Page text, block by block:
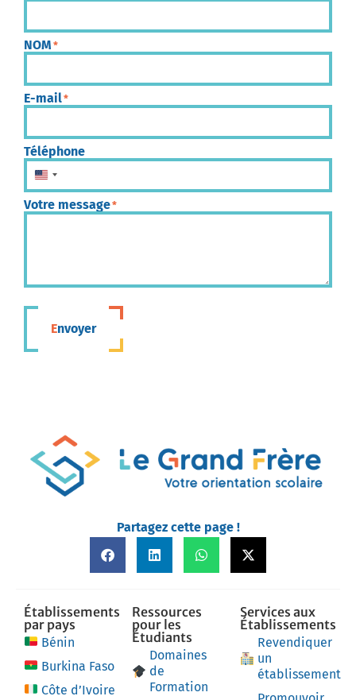
NOM *
E-mail*
Téléphone
États-Unis +1
Votre message*
Envoyer
Partagez cette page !
Établissements
par pays
Bénin
Burkina Faso
Côte d’Ivoire
Ressources
pour les
Étudiants
Domaines
de
Formation
Services aux
Établissements
Revendiquer
un
établissement